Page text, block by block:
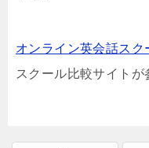
オンライン英会話ス
スクール比較サイトが